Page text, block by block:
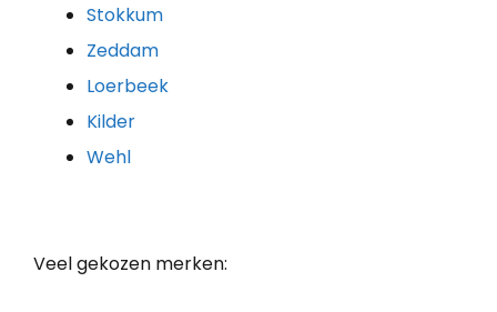
Stokkum
Zeddam
Loerbeek
Kilder
Wehl
Veel gekozen merken: